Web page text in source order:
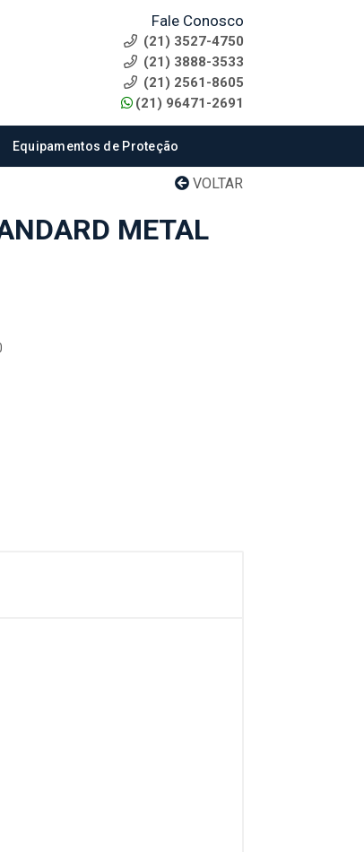
Fale Conosco
(21) 3527-4750
(21) 3888-3533
(21) 2561-8605
(21) 96471-2691
Equipamentos de Proteção
VOLTAR
METAL